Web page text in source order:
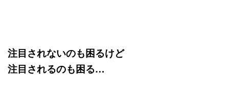
注目されないのも困るけど
注目されるのも困る…